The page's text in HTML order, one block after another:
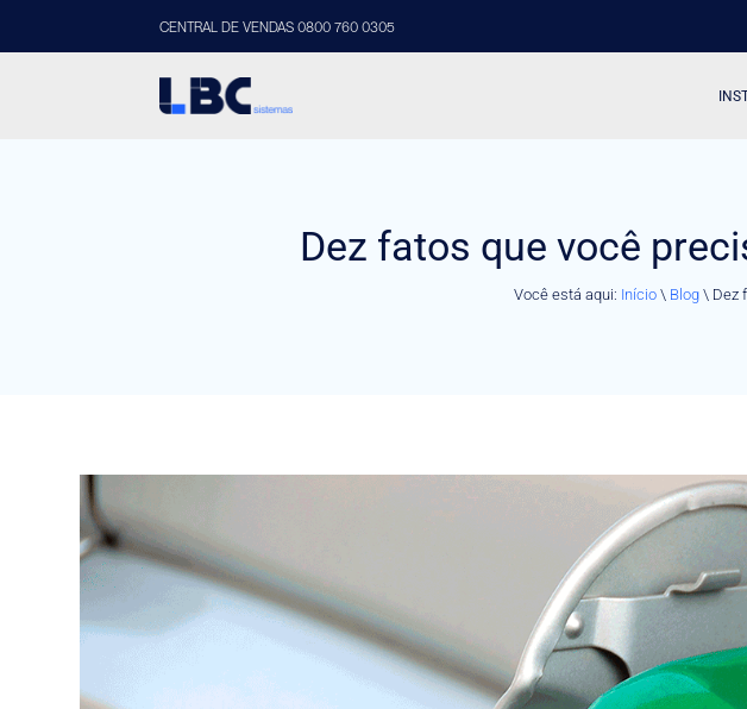
CENTRAL DE VENDAS 0800 760 0305
Dez fatos que você
Você está aqui: Início\ Blog\ Dez